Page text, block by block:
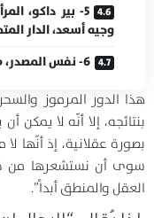
5- بير داكو،
وجيه أسعد، الدار المتحدة
6- نفس المصدر، ص225 – 226.
هذا الدور المرموز
بنتائجه، إلا أنّه لا يمكن
بصورة عقلانية، إذ أنّها لا
سوى أن نستشعرها من
العقل والمنطق أبداً”.